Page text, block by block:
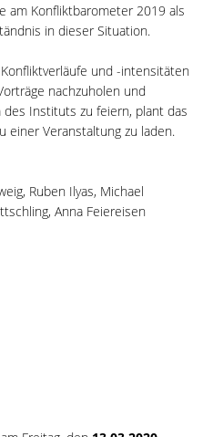
am Konfliktbarometer 2019 als
in dieser Situation.
und -intensitäten
nachzuholen und
des Instituts zu feiern, plant das
einer Veranstaltung zu laden.
Ruben Ilyas, Michael
Anna Feiereisen